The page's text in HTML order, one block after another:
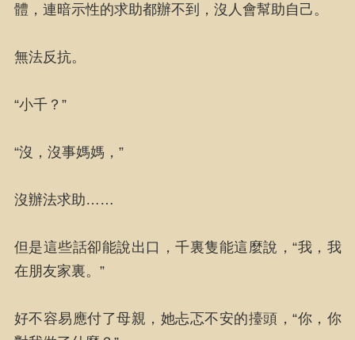
體，連暗示性的求助都辦不到，沒人會幫助自己。
無法反抗。
“小千？”
“沒，沒事媽媽，”
沒辦法求助……
但是這些話卻能說出口，千裏隻能這麼說，“我，我
在朋友家裏。”
好不容易應付了母親，她忐忑不安的擡頭，“你，你